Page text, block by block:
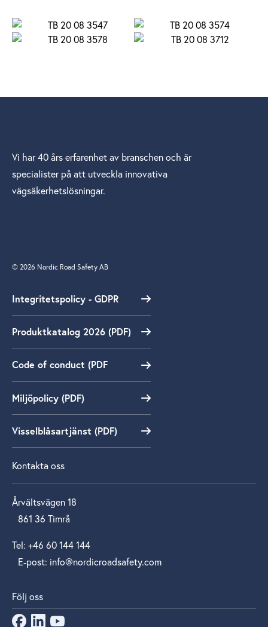
Vi har 40 års erfarenhet av branschen och är
specialister på att utveckla innovativa
vägsäkerhetslösningar.
© 2026 Nordic Road Safety AB
Integritetspolicy - GDPR
Produktkatalog 2026 (PDF)
Code of conduct (PDF
Miljöpolicy (PDF)
Visselblåsartjänst (PDF)
Kontakta oss
Årvältsvägen 18
861 36 Timrå
Tel: +46 60 144 144
E‑post: info@nordicroadsafety.com
Följ oss